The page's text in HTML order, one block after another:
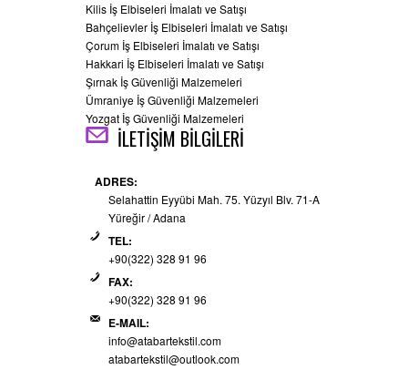
Kilis İş Elbiseleri İmalatı ve Satışı
Bahçelievler İş Elbiseleri İmalatı ve Satışı
Çorum İş Elbiseleri İmalatı ve Satışı
Hakkari İş Elbiseleri İmalatı ve Satışı
Şırnak İş Güvenliği Malzemeleri
Ümraniye İş Güvenliği Malzemeleri
Yozgat İş Güvenliği Malzemeleri
İLETİŞİM BİLGİLERİ
ADRES:
Selahattin Eyyübi Mah. 75. Yüzyıl Blv. 71-A
Yüreğir / Adana
TEL:
+90(322) 328 91 96
FAX:
+90(322) 328 91 96
E-MAIL:
info@atabartekstil.com
atabartekstil@outlook.com